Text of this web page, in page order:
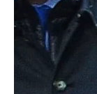
osobu koja vas
susret koji
ili zatvaranje